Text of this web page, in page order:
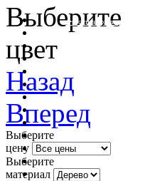
очистить фильтр цвета
Выберите
цвет
Назад
Вперед
Выберите
цену
Выберите
материал